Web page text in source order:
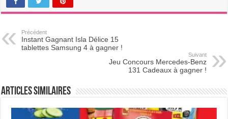
Précédent
Instant Gagnant Isla Délice 15
tablettes Samsung 4 à gagner !
Suivant
Jeu Concours Mercedes-Benz
131 Cadeaux à gagner !
Articles Similaires